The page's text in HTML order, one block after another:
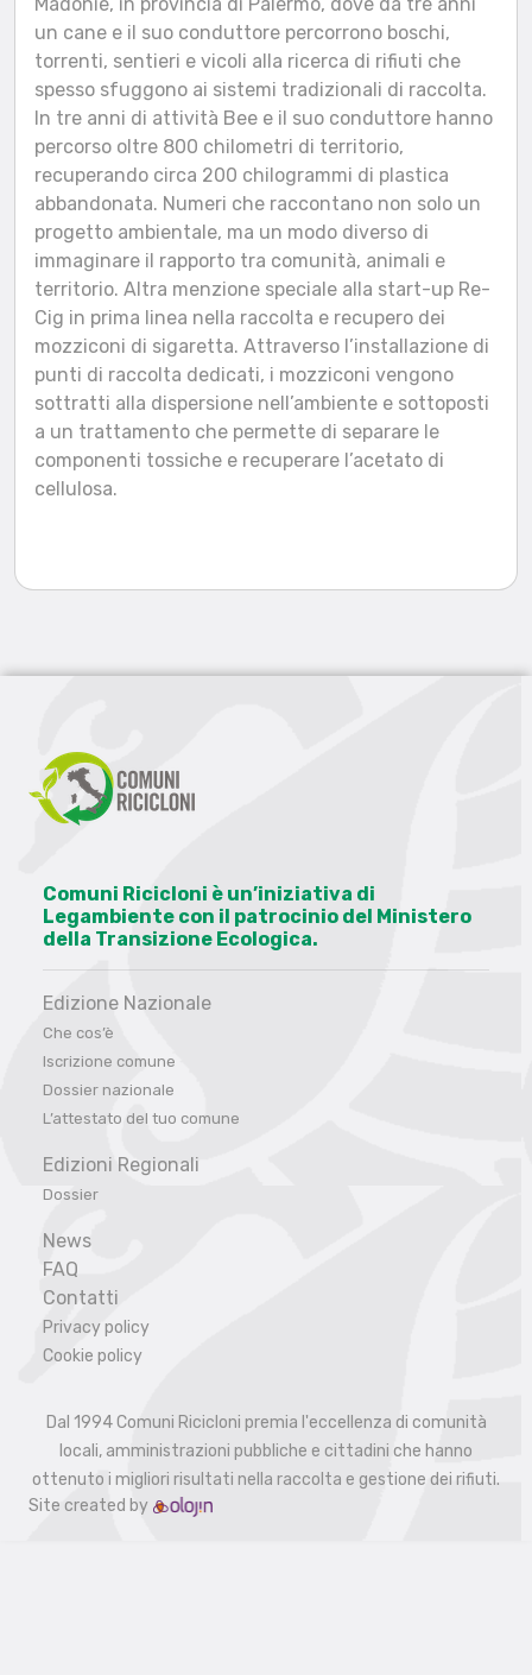
un cane e il suo conduttore percorrono boschi,
torrenti, sentieri e vicoli alla ricerca di rifiuti che
spesso sfuggono ai sistemi tradizionali di raccolta.
In tre anni di attività Bee e il suo conduttore hanno
percorso oltre 800 chilometri di territorio,
recuperando circa 200 chilogrammi di plastica
abbandonata. Numeri che raccontano non solo un
progetto ambientale, ma un modo diverso di
immaginare il rapporto tra comunità, animali e
territorio. Altra menzione speciale alla start-up Re-
Cig in prima linea nella raccolta e recupero dei
mozziconi di sigaretta. Attraverso l’installazione di
punti di raccolta dedicati, i mozziconi vengono
sottratti alla dispersione nell’ambiente e sottoposti
a un trattamento che permette di separare le
componenti tossiche e recuperare l’acetato di
cellulosa.
Comuni Ricicloni è un’iniziativa di
Legambiente con il patrocinio del Ministero
della Transizione Ecologica.
Edizione Nazionale
Che cos’è
Iscrizione comune
Dossier nazionale
L’attestato del tuo comune
Edizioni Regionali
Dossier
News
FAQ
Contatti
Privacy policy
Cookie policy
Dal 1994 Comuni Ricicloni premia l'eccellenza di comunità
locali, amministrazioni pubbliche e cittadini che hanno
ottenuto i migliori risultati nella raccolta e gestione dei rifiuti.
Site created by